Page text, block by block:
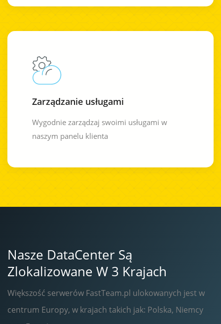
Zarządzanie usługami
Wygodnie zarządzaj swoimi usługami w
naszym panelu klienta
Nasze DataCenter Są
Zlokalizowane W 3 Krajach
Większość serwerów FastTeam.pl ulokowanych jest w
centrum Europy, w krajach takich jak: Polska, Niemcy